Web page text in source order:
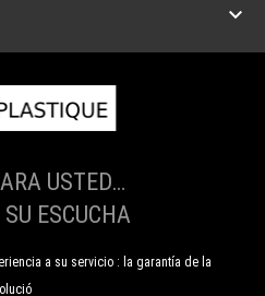

USTED…
ESCUCHA
a su servicio : la garantía de la